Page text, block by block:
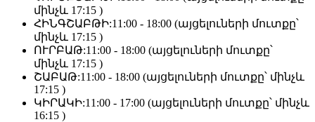
մինչև 17:15 )
ՀԻՆԳՇԱԲԹԻ:11:00 - 18:00 (այցելուների մուտքը՝
մինչև 17:15 )
ՈՒՐԲԱԹ:11:00 - 18:00 (այցելուների մուտքը՝
մինչև 17:15 )
ՇԱԲԱԹ:11:00 - 18:00 (այցելուների մուտքը՝ մինչև
17:15 )
ԿԻՐԱԿԻ:11:00 - 17:00 (այցելուների մուտքը՝ մինչև
16:15 )